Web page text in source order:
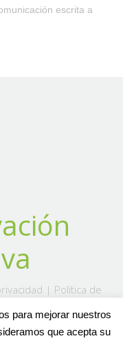
escrita a
| Política de
para mejorar nuestros
que acepta su